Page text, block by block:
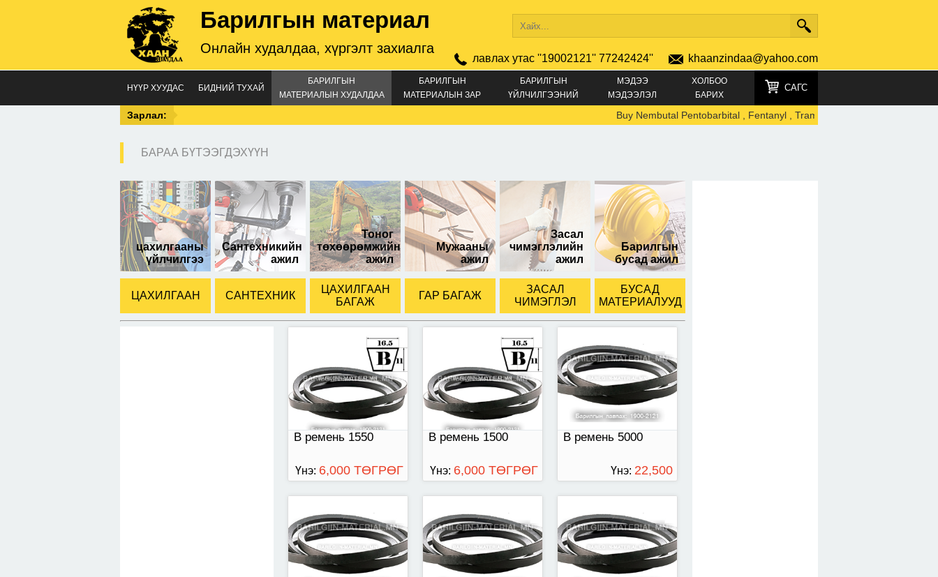
Барилгын материал
Онлайн худалдаа, хүргэлт захиалга
лавлах утас ''19002121'' 77242424'' khaanzindaa@yahoo.com
НҮҮР ХУУДАС БИДНИЙ ТУХАЙ
БАРИЛГЫН
МАТЕРИАЛЫН ХУДАЛДАА
БАРИЛГЫН
МАТЕРИАЛЫН ЗАР
БАРИЛГЫН
ҮЙЛЧИЛГЭЭНИЙ
МЭДЭЭ
МЭДЭЭЛЭЛ
ХОЛБОО
БАРИХ
САГС
Зарлал: Buy Nembutal Pentobarbital , Fentanyl , Tramadol WhatsApp: +447401473736
БАРАА БҮТЭЭГДЭХҮҮН
цахилгааны
үйлчилгээ
Сантехникийн
ажил
Тоног
төхөөрөмжийн
ажил
Мужааны
ажил
Засал
чимэглэлийн
ажил
Барилгын
бусад ажил
ЦАХИЛГААН САНТЕХНИК
ЦАХИЛГААН
БАГАЖ
ГАР БАГАЖ
ЗАСАЛ
ЧИМЭГЛЭЛ
БУСАД
МАТЕРИАЛУУД
B ремень 1550
B ремень 1550
Үнэ: 6,000 ТӨГРӨГ
B ремень 1500
B ремень 1500
Үнэ: 6,000 ТӨГРӨГ
В ремень 5000
В ремень 5000
Үнэ: 22,500
ТӨГРӨГ
В ремень 4800
В ремень 4750 В ремень 4700 В ремень 4600